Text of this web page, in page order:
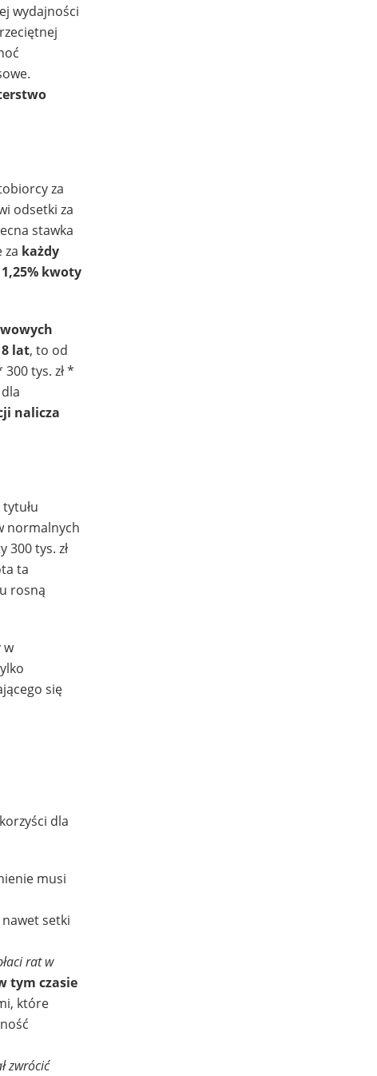
wydajności
za
odsetki za
stawka
za każdy
kwoty
8 lat, to od
300 tys. zł *
nalicza
normalnych
300 tys. zł
ta
rosną
w
się
dla
musi
setki
rat w
tym czasie
które
zwrócić